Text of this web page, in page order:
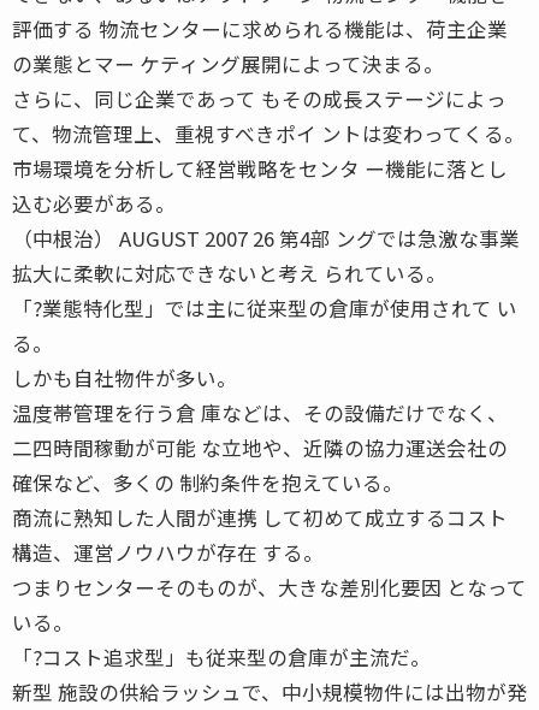
評価する 物流センターに求められる機能は、荷主企業
の業態とマー ケティング展開によって決まる。
さらに、同じ企業であって もその成長ステージによっ
て、物流管理上、重視すべきポイ ントは変わってくる。
市場環境を分析して経営戦略をセンタ ー機能に落とし
込む必要がある。
（中根治） AUGUST 2007 26 第4部 ングでは急激な事業
拡大に柔軟に対応できないと考え られている。
「?業態特化型」では主に従来型の倉庫が使用されて い
る。
しかも自社物件が多い。
温度帯管理を行う倉 庫などは、その設備だけでなく、
二四時間稼動が可能 な立地や、近隣の協力運送会社の
確保など、多くの 制約条件を抱えている。
商流に熟知した人間が連携 して初めて成立するコスト
構造、運営ノウハウが存在 する。
つまりセンターそのものが、大きな差別化要因 となって
いる。
「?コスト追求型」も従来型の倉庫が主流だ。
新型 施設の供給ラッシュで、中小規模物件には出物が発